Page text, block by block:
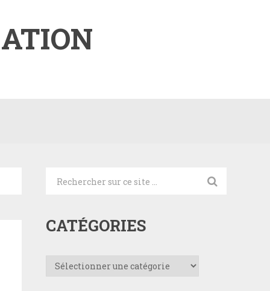
CATÉGORIES
Catégories